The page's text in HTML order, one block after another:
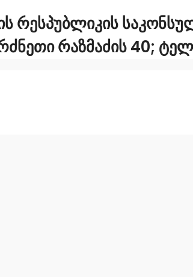
ᲠᲔᲡᲞᲣᲑᲚᲘᲙᲘᲡ
ᲠᲐᲖᲛᲐᲫᲘᲡ 40;